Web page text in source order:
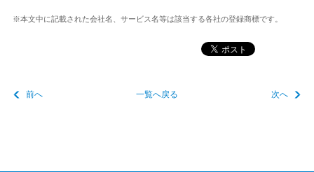
※本文中に記載された会社名、サービス名等は該当する各社の登録商標です。
前へ 一覧へ戻る 次へ